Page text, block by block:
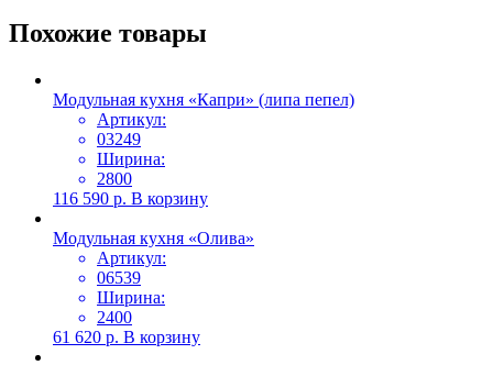
Похожие товары
Модульная кухня «Капри» (липа пепел)
Артикул:
03249
Ширина:
2800
116 590 р. В корзину
Модульная кухня «Олива»
Артикул:
06539
Ширина:
2400
61 620 р. В корзину